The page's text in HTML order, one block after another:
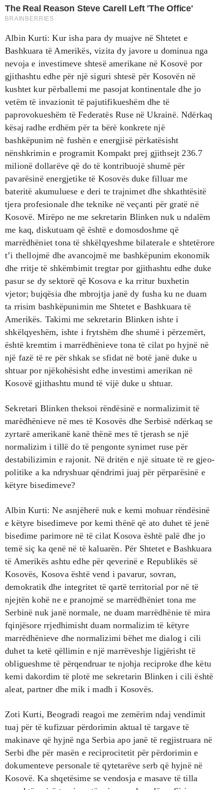
Albin Kurti: Kur isha para dy muajve në Shtetet e
Bashkuara të Amerikës, vizita dy javore u dominua nga
nevoja e investimeve shtesë amerikane në Kosovë por
gjithashtu edhe për një siguri shtesë për Kosovën në
kushtet kur përballemi me pasojat kontinentale dhe jo
vetëm të invazionit të pajutifikueshëm dhe të
paprovokueshëm të Federatës Ruse në Ukrainë. Ndërkaq
kësaj radhe erdhëm për ta bërë konkrete një
bashkëpunim në fushën e energjisë përkatësisht
nënshkrimin e programit Kompakt prej gjithsejt 236.7
milionë dollarëve që do të kontribuojë shumë për
pavarësinë energjetike të Kosovës duke filluar me
bateritë akumuluese e deri te trajnimet dhe shkathtësitë
tjera profesionale dhe teknike në veçanti për gratë në
Kosovë. Mirëpo ne me sekretarin Blinken nuk u ndalëm
me kaq, diskutuam që është e domosdoshme që
marrëdhëniet tona të shkëlqyeshme bilaterale e shtetërore
t’i thellojmë dhe avancojmë me bashkëpunim ekonomik
dhe rritje të shkëmbimit tregtar por gjithashtu edhe duke
pasur se dy sektorë që Kosova e ka rritur buxhetin
vjetor; bujqësia dhe mbrojtja janë dy fusha ku ne duam
ta rrisim bashkëpunimin me Shtetet e Bashkuara të
Amerikës. Takimi me sekretarin Blinken ishte i
shkëlqyeshëm, ishte i frytshëm dhe shumë i përzemërt,
është kremtim i marrëdhënieve tona të cilat po hyjnë në
një fazë të re për shkak se sfidat në botë janë duke u
shtuar por njëkohësisht edhe investimi amerikan në
Kosovë gjithashtu mund të vijë duke u shtuar.
Sekretari Blinken theksoi rëndësinë e normalizimit të
marëdhënieve në mes të Kosovës dhe Serbisë ndërkaq se
zyrtarë amerikanë kanë thënë mes të tjerash se një
normalizim i tillë do të pengonte synimet ruse për
destabilizimin e rajonit. Në dritën e një situate të re gjeo-
politike a ka ndryshuar qëndrimi juaj për përparësinë e
këtyre bisedimeve?
Albin Kurti: Ne asnjëherë nuk e kemi mohuar rëndësinë
e këtyre bisedimeve por kemi thënë që ato duhet të jenë
bisedime parimore në të cilat Kosova është palë dhe jo
temë siç ka qenë në të kaluarën. Për Shtetet e Bashkuara
të Amerikës ashtu edhe për qeverinë e Republikës së
Kosovës, Kosova është vend i pavarur, sovran,
demokratik dhe integritet të qartë territorial por në të
njejtën kohë ne e pranojmë se marrëdhëniet tona me
Serbinë nuk janë normale, ne duam marrëdhënie të mira
fqinjësore rrjedhimisht duam normalizim të këtyre
marrëdhënieve dhe normalizimi bëhet me dialog i cili
duhet ta ketë qëllimin e një marrëveshje ligjërisht të
obligueshme të përqendruar te njohja reciproke dhe këtu
kemi dakordim të plotë me sekretarin Blinken i cili është
aleat, partner dhe mik i madh i Kosovës.
Zoti Kurti, Beogradi reagoi me zemërim ndaj vendimit
tuaj për të kufizuar përdorimin aktual të targave të
makinave që hyjnë nga Serbia apo janë të regjistruara në
Serbi dhe për masën e reciprocitetit për përdorimin e
dokumenteve personale të qytetarëve serb që hyjnë në
Kosovë. Ka shqetësime se vendosja e masave të tilla